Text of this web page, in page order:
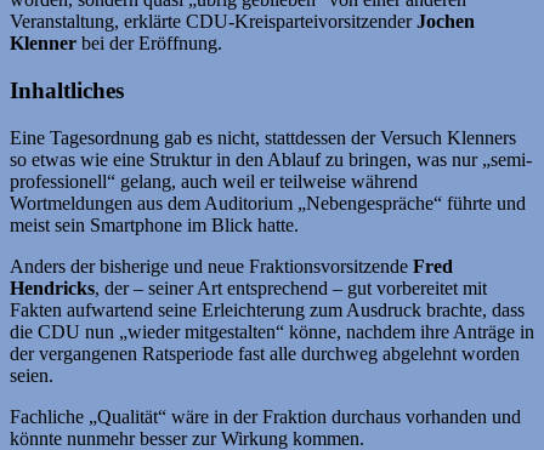
Veranstaltung, erklärte CDU-KreisparteivorsitzenderJochen
Klenner bei der Eröffnung.
Inhaltliches
Eine Tagesordnung gab es nicht, stattdessen der Versuch Klenners
so etwas wie eine Struktur in den Ablauf zu bringen, was nur „semi-
professionell“ gelang, auch weil er teilweise während
Wortmeldungen aus dem Auditorium „Nebengespräche“ führte und
meist sein Smartphone im Blick hatte.
Anders der bisherige und neue Fraktionsvorsitzende Fred
Hendricks, der – seiner Art entsprechend – gut vorbereitet mit
Fakten aufwartend seine Erleichterung zum Ausdruck brachte, dass
die CDU nun „wieder mitgestalten“ könne, nachdem ihre Anträge in
der vergangenen Ratsperiode fast alle durchweg abgelehnt worden
seien.
Fachliche „Qualität“ wäre in der Fraktion durchaus vorhanden und
könnte nunmehr besser zur Wirkung kommen.